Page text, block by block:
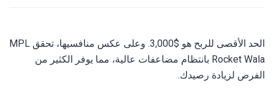
الحد الأقصى للربح هو $3,000. وعلى عكس منافسيها، تحقق MPL
Rocket Wala بانتظام مضاعفات عالية، مما يوفر الكثير من
الفرص لزيادة رصيدك.